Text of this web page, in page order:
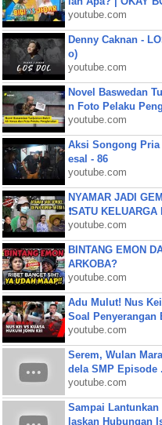
youtube.com
Denny Caknan -
o)
youtube.com
Novel Baswedan
n Foto Pelaku
youtube.com
Aksi Songong
esal - 86
youtube.com
NYAMAR JADI
❗SATU KELUARGA
youtube.com
BINTANG EMON
ARKOBA?
youtube.com
Adu Mulut! Nus
Soal Penyerangan
youtube.com
Serem, Wulan
dela SMP Episode
youtube.com
Sampai
laskan Hubungan